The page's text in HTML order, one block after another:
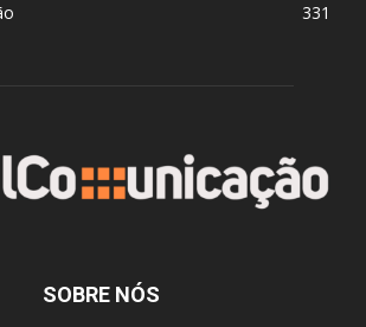
331
SOBRE NÓS